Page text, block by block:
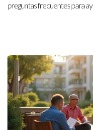
preguntas frecuentes para